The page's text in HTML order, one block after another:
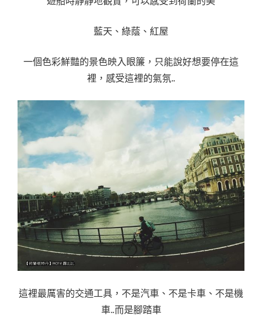
藍天、綠蔭、紅屋
一個色彩鮮豔的景色映入眼簾，只能說好想要停在這
裡，感受這裡的氣氛..
這裡最厲害的交通工具，不是汽車、不是卡車、不是機
車..而是腳踏車